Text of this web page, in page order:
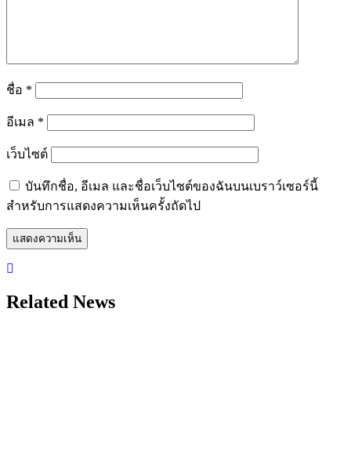
ชื่อ *
อีเมล *
เว็บไซต์
บันทึกชื่อ, อีเมล และชื่อเว็บไซต์ของฉันบนเบราว์เซอร์นี้
สำหรับการแสดงความเห็นครั้งถัดไป
Related News